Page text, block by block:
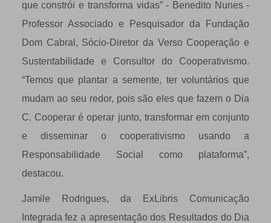
que constrói e transforma vidas” - Benedito Nunes -
Professor Associado e Pesquisador da Fundação
Dom Cabral, Sócio-Diretor da Verso Cooperação e
Sustentabilidade e Consultor do Cooperativismo.
“Temos que plantar a semente, ter voluntários que
mudam ao seu redor, pois são eles que fazem o Dia
C. Cooperar é operar junto, transformar em conjunto
e disseminar o cooperativismo usando a
Responsabilidade Social como plataforma”,
destacou.
Jamile Rodrigues, da ExLibris Comunicação
Integrada fez a apresentação dos Resultados do Dia